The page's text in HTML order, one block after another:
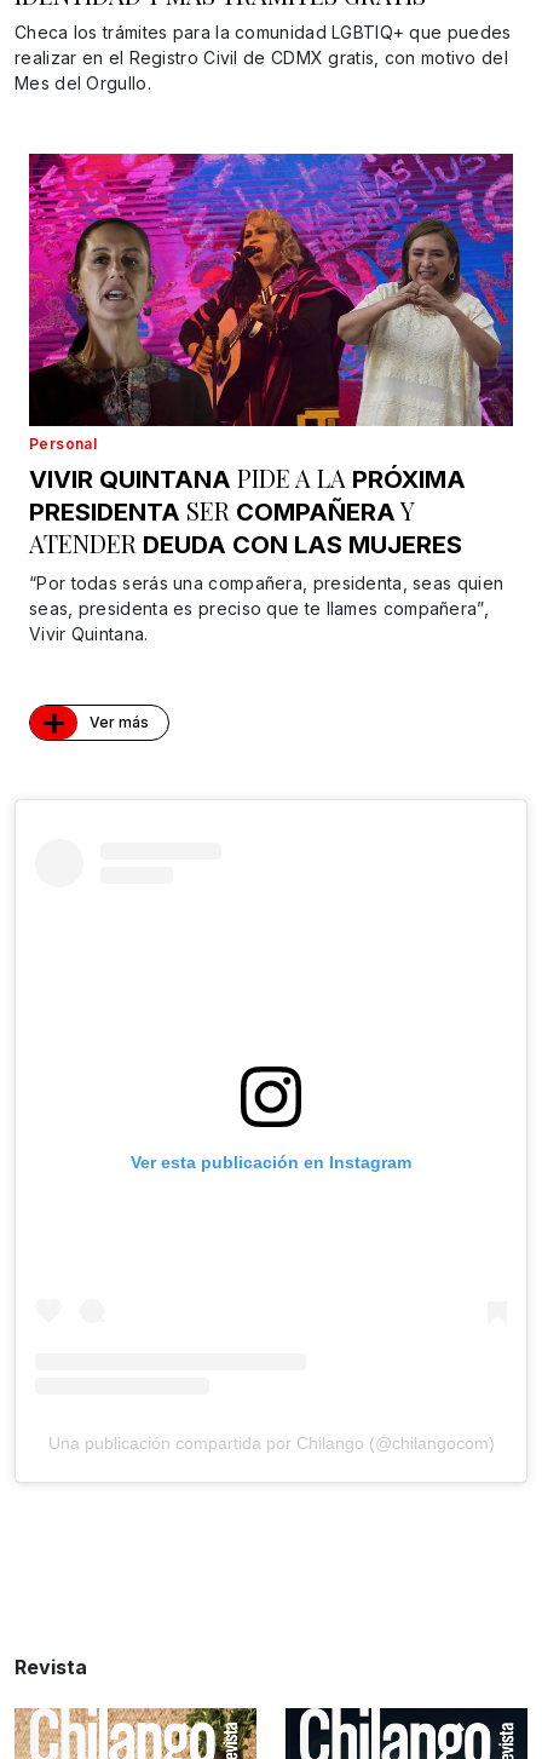
Checa los trámites para la comunidad LGBTIQ+ que puedes
realizar en el Registro Civil de CDMX gratis, con motivo del
Mes del Orgullo.
Personal
VIVIR QUINTANA PIDE A LA PRÓXIMA
PRESIDENTA SER COMPAÑERAY
ATENDER DEUDA CON LAS MUJERES
“Por todas serás una compañera, presidenta, seas quien
seas, presidenta es preciso que te llames compañera”,
Vivir Quintana.
+ Ver más
Ver esta publicación en Instagram
Una publicación compartida por Chilango (@chilangocom)
Revista